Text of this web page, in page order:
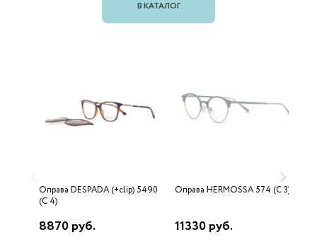
В КАТАЛОГ
Оправа DESPADA (+clip) 5490
(C 4)
8870 руб.
Оправа HERMOSSA 574 (C 3)
11330 руб.